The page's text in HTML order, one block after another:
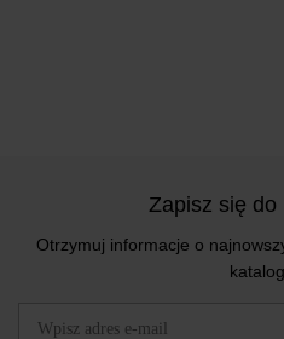
Zapisz się do
Otrzymuj informacje o